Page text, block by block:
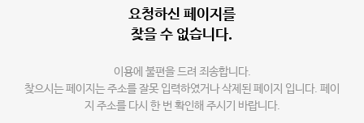
요청하신 페이지를
찾을 수 없습니다.
이용에 불편을 드려 죄송합니다.
찾으시는 페이지는 주소를 잘못 입력하였거나 삭제된 페이지 입니다. 페이
지 주소를 다시 한 번 확인해 주시기 바랍니다.